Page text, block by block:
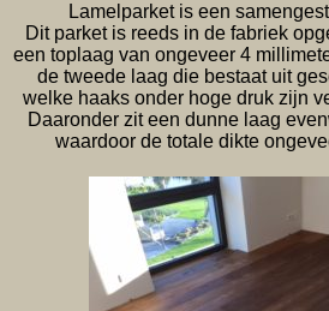
Lamelparket is een
Dit parket is reeds in de fabriek
een toplaag van ongeveer 4
de tweede laag die bestaat uit
welke haaks onder hoge druk zijn
Daaronder zit een dunne laag
waardoor de totale dikte